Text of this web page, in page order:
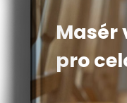
Masér
pro